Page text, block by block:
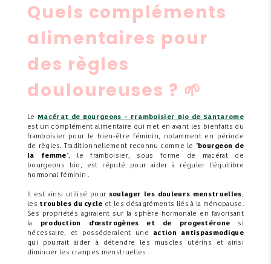
Quels compléments
alimentaires pour
des règles
douloureuses ? 🌱
Le
Macérat de Bourgeons - Framboisier Bio de Santarome
est un complément alimentaire qui met en avant les bienfaits du
framboisier pour le bien-être féminin, notamment en période
de règles. Traditionnellement reconnu comme le "bourgeon de
la femme", le framboisier, sous forme de macérat de
bourgeons bio, est réputé pour aider à réguler l'équilibre
hormonal féminin .
Il est ainsi utilisé pour soulager les douleurs menstruelles,
les troubles du cycle et les désagréments liés à la ménopause.
Ses propriétés agiraient sur la sphère hormonale en favorisant
la
production d'œstrogènes et de progestérone si
nécessaire, et posséderaient une action antispasmodique
qui pourrait aider à détendre les muscles utérins et ainsi
diminuer les crampes menstruelles .